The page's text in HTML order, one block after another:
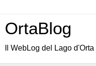
OrtaBlog
Il WebLog del Lago